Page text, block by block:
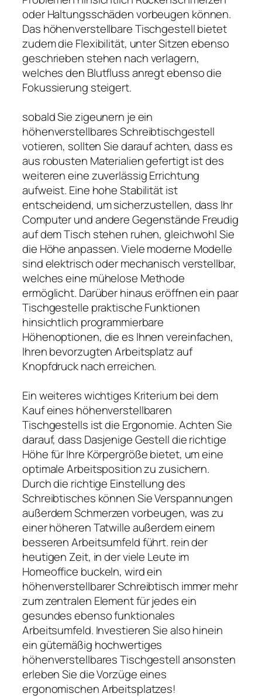
oder Haltungsschäden vorbeugen können.
Das höhenverstellbare Tischgestell bietet
zudem die Flexibilität, unter Sitzen ebenso
geschrieben stehen nach verlagern,
welches den Blutfluss anregt ebenso die
Fokussierung steigert.
sobald Sie zigeunern je ein
höhenverstellbares Schreibtischgestell
votieren, sollten Sie darauf achten, dass es
aus robusten Materialien gefertigt ist des
weiteren eine zuverlässig Errichtung
aufweist. Eine hohe Stabilität ist
entscheidend, um sicherzustellen, dass Ihr
Computer und andere Gegenstände Freudig
auf dem Tisch stehen ruhen, gleichwohl Sie
die Höhe anpassen. Viele moderne Modelle
sind elektrisch oder mechanisch verstellbar,
welches eine mühelose Methode
ermöglicht. Darüber hinaus eröffnen ein paar
Tischgestelle praktische Funktionen
hinsichtlich programmierbare
Höhenoptionen, die es Ihnen vereinfachen,
Ihren bevorzugten Arbeitsplatz auf
Knopfdruck nach erreichen.
Ein weiteres wichtiges Kriterium bei dem
Kauf eines höhenverstellbaren
Tischgestells ist die Ergonomie. Achten Sie
darauf, dass Dasjenige Gestell die richtige
Höhe für Ihre Körpergröße bietet, um eine
optimale Arbeitsposition zu zusichern.
Durch die richtige Einstellung des
Schreibtisches können Sie Verspannungen
außerdem Schmerzen vorbeugen, was zu
einer höheren Tatwille außerdem einem
besseren Arbeitsumfeld führt. rein der
heutigen Zeit, in der viele Leute im
Homeoffice buckeln, wird ein
höhenverstellbarer Schreibtisch immer mehr
zum zentralen Element für jedes ein
gesundes ebenso funktionales
Arbeitsumfeld. Investieren Sie also hinein
ein gütemäßig hochwertiges
höhenverstellbares Tischgestell ansonsten
erleben Sie die Vorzüge eines
ergonomischen Arbeitsplatzes!